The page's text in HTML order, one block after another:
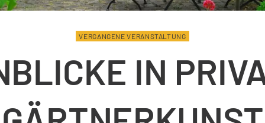
VERGANGENE VERANSTALTUNG
IN